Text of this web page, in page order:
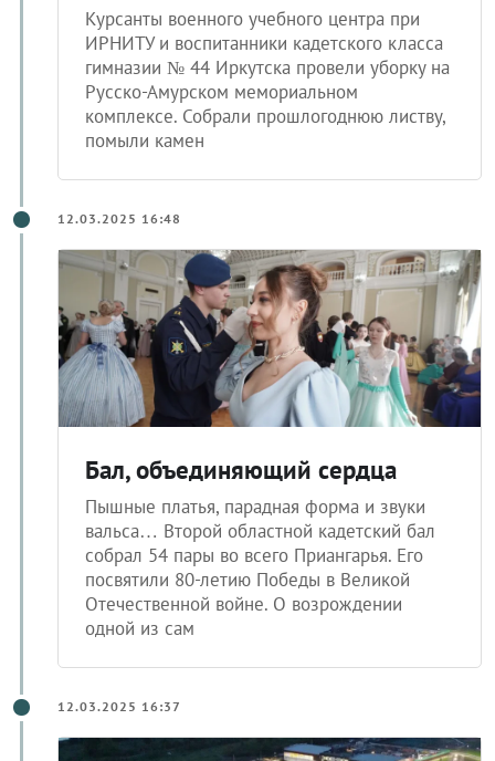
Курсанты военного учебного центра при
ИРНИТУ и воспитанники кадетского класса
гимназии № 44 Иркутска провели уборку на
Русско-Амурском мемориальном
комплексе. Собрали прошлогоднюю листву,
помыли камен
12.03.2025 16:48
Бал, объединяющий сердца
Пышные платья, парадная форма и звуки
вальса… Второй областной кадетский бал
собрал 54 пары во всего Приангарья. Его
посвятили 80-летию Победы в Великой
Отечественной войне. О возрождении
одной из сам
12.03.2025 16:37